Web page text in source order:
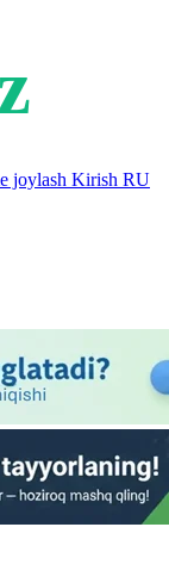
joylash Kirish RU